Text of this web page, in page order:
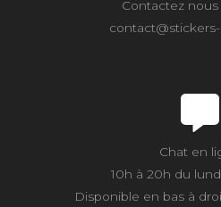
Contactez nous
Chat en
10h à 20h du
Disponible en bas à